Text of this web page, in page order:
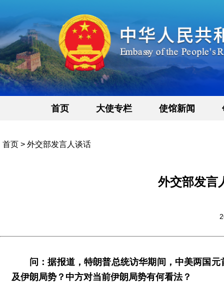
首页 大使专栏 使馆新闻
首页 > 外交部发言人谈话
外交部发言
问：据报道，特朗普总统访华期间，中美两国
及伊朗局势？中方对当前伊朗局势有何看法？